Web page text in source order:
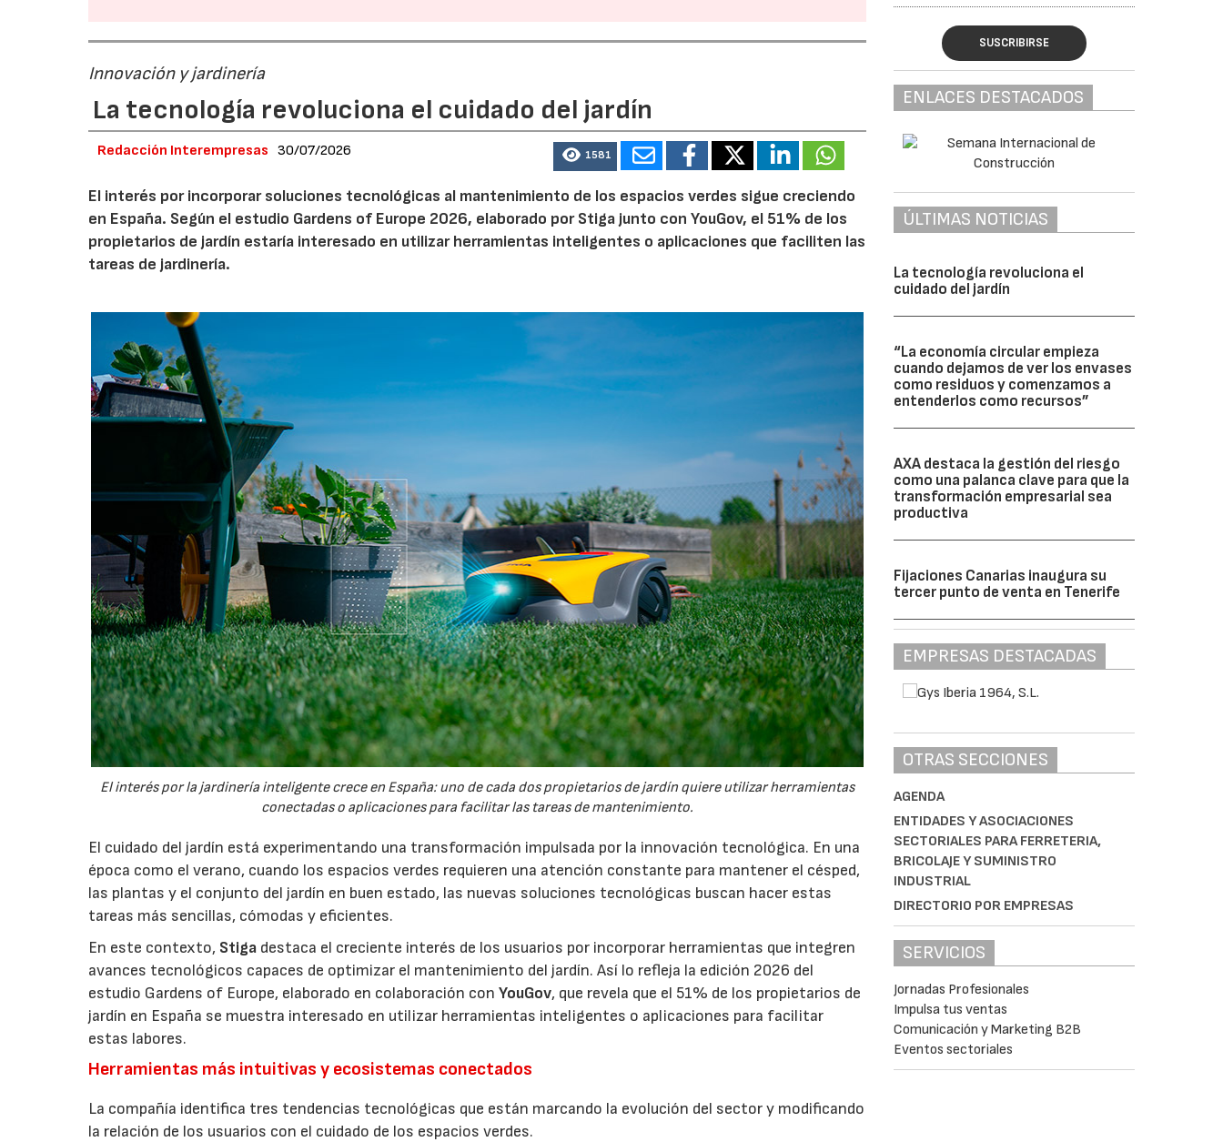
Innovación y jardinería
La tecnología revoluciona el cuidado del jardín
Redacción Interempresas 30/07/2026 1581
El interés por incorporar soluciones tecnológicas al mantenimiento de los espacios verdes sigue creciendo
en España. Según el estudio Gardens of Europe 2026, elaborado por Stiga junto con YouGov, el 51% de los
propietarios de jardín estaría interesado en utilizar herramientas inteligentes o aplicaciones que faciliten las
tareas de jardinería.
El interés por la jardinería inteligente crece en España: uno de cada dos propietarios de jardín quiere utilizar herramientas
conectadas o aplicaciones para facilitar las tareas de mantenimiento.
El cuidado del jardín está experimentando una transformación impulsada por la innovación tecnológica. En una
época como el verano, cuando los espacios verdes requieren una atención constante para mantener el césped,
las plantas y el conjunto del jardín en buen estado, las nuevas soluciones tecnológicas buscan hacer estas
tareas más sencillas, cómodas y eficientes.
En este contexto, Stiga destaca el creciente interés de los usuarios por incorporar herramientas que integren
avances tecnológicos capaces de optimizar el mantenimiento del jardín. Así lo refleja la edición 2026 del
estudio Gardens of Europe, elaborado en colaboración conYouGov, que revela que el 51% de los propietarios de
jardín en España se muestra interesado en utilizar herramientas inteligentes o aplicaciones para facilitar
estas labores.
Herramientas más intuitivas y ecosistemas conectados
La compañía identifica tres tendencias tecnológicas que están marcando la evolución del sector y modificando
la relación de los usuarios con el cuidado de los espacios verdes.
SUSCRIBIRSE
ENLACES DESTACADOS
ÚLTIMAS NOTICIAS
La tecnología revoluciona el
cuidado del jardín
“La economía circular empieza
cuando dejamos de ver los envases
como residuos y comenzamos a
entenderlos como recursos”
AXA destaca la gestión del riesgo
como una palanca clave para que la
transformación empresarial sea
productiva
Fijaciones Canarias inaugura su
tercer punto de venta en Tenerife
EMPRESAS DESTACADAS
OTRAS SECCIONES
AGENDA
ENTIDADES Y ASOCIACIONES
SECTORIALES PARA FERRETERIA,
BRICOLAJE Y SUMINISTRO
INDUSTRIAL
DIRECTORIO POR EMPRESAS
SERVICIOS
Jornadas Profesionales
Impulsa tus ventas
Comunicación y Marketing B2B
Eventos sectoriales